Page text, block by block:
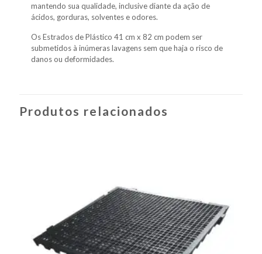
mantendo sua qualidade, inclusive diante da ação de
ácidos, gorduras, solventes e odores.
Os Estrados de Plástico 41 cm x 82 cm podem ser
submetidos à inúmeras lavagens sem que haja o risco de
danos ou deformidades.
Produtos relacionados